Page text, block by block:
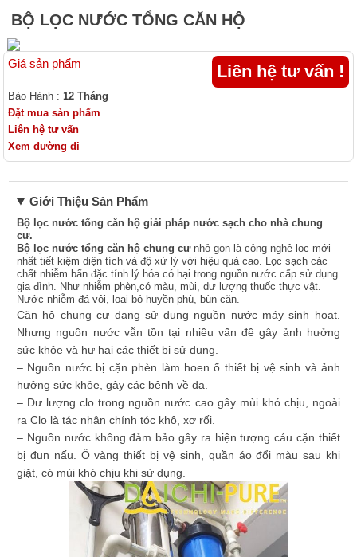
BỘ LỌC NƯỚC TỔNG CĂN HỘ
Giá sản phẩm Liên hệ tư vấn !
Bảo Hành : 12 Tháng
Đặt mua sản phẩm
Liên hệ tư vấn
Xem đường đi
Giới Thiệu Sản Phẩm
Bộ lọc nước tổng căn hộgiải pháp nước sạch cho nhà chung
cư.
Bộ lọc nước tổng căn hộ chung cưnhỏ gọn là công nghệ lọc mới
nhất tiết kiệm diện tích và độ xử lý với hiệu quả cao. Lọc sạch các
chất nhiễm bẩn đặc tính lý hóa có hại trong nguồn nước cấp sử dụng
gia đình. Như nhiễm phèn,có màu, mùi, dư lượng thuốc thực vật.
Nước nhiễm đá vôi, loại bỏ huyền phù, bùn cặn.
Căn hộ chung cư đang sử dụng nguồn nước máy sinh hoạt.
Nhưng nguồn nước vẫn tồn tại nhiều vấn đề gây ảnh hưởng
sức khỏe và hư hại các thiết bị sử dụng.
– Nguồn nước bị cặn phèn làm hoen ố thiết bị vệ sinh và ảnh
hưởng sức khỏe, gây các bệnh về da.
– Dư lượng clo trong nguồn nước cao gây mùi khó chịu, ngoài
ra Clo là tác nhân chính tóc khô, xơ rối.
– Nguồn nước không đảm bảo gây ra hiện tượng cáu cặn thiết
bị đun nấu. Ố vàng thiết bị vệ sinh, quần áo đổi màu sau khi
giặt, có mùi khó chịu khi sử dụng.